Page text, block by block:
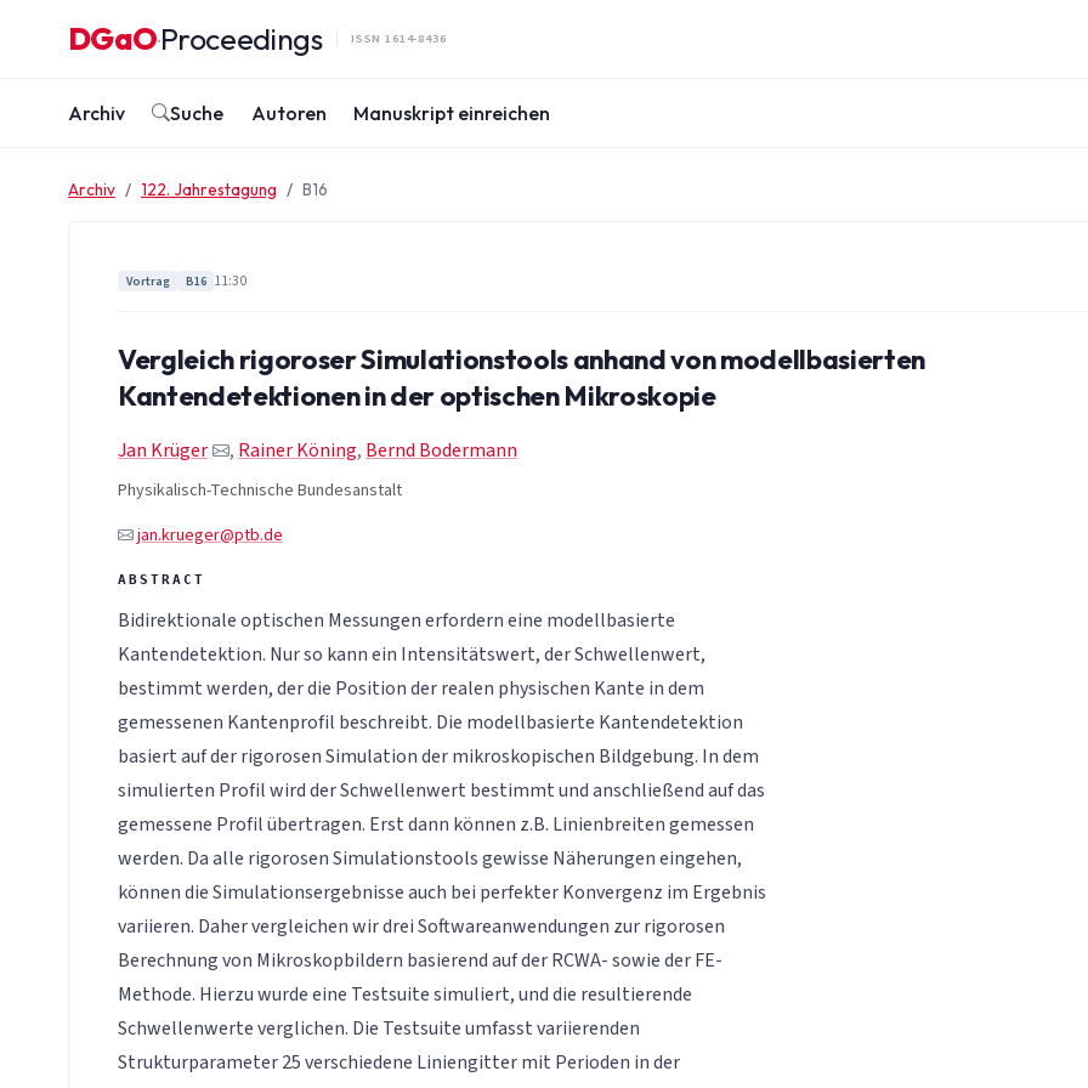
DGaO·Proceedings ISSN 1614-8436
Archiv Suche Autoren Manuskript einreichen
Archiv 122. Jahrestagung B16
Vortrag B16 11:30
Vergleich rigoroser Simulationstools anhand von modellbasierten
Kantendetektionen in der optischen Mikroskopie
Jan Krüger , Rainer Köning, Bernd Bodermann
Physikalisch-Technische Bundesanstalt
jan.krueger@ptb.de
Bidirektionale optischen Messungen erfordern eine modellbasierte
Kantendetektion. Nur so kann ein Intensitätswert, der Schwellenwert,
bestimmt werden, der die Position der realen physischen Kante in dem
gemessenen Kantenprofil beschreibt. Die modellbasierte Kantendetektion
basiert auf der rigorosen Simulation der mikroskopischen Bildgebung. In dem
simulierten Profil wird der Schwellenwert bestimmt und anschließend auf das
gemessene Profil übertragen. Erst dann können z.B. Linienbreiten gemessen
werden. Da alle rigorosen Simulationstools gewisse Näherungen eingehen,
können die Simulationsergebnisse auch bei perfekter Konvergenz im Ergebnis
variieren. Daher vergleichen wir drei Softwareanwendungen zur rigorosen
Berechnung von Mikroskopbildern basierend auf der RCWA- sowie der FE-
Methode. Hierzu wurde eine Testsuite simuliert, und die resultierende
Schwellenwerte verglichen. Die Testsuite umfasst variierenden
Strukturparameter 25 verschiedene Liniengitter mit Perioden in der